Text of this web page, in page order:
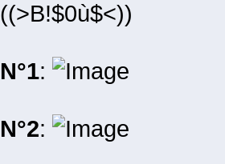
((>B!$0ù$<))
N°1:
N°2: